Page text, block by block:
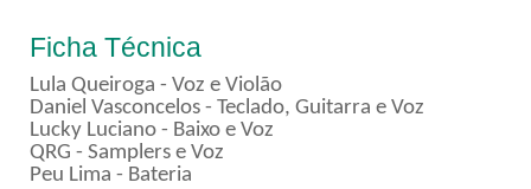
Ficha Técnica
Lula Queiroga - Voz e Violão
Daniel Vasconcelos - Teclado, Guitarra e Voz
Lucky Luciano - Baixo e Voz
QRG - Samplers e Voz
Peu Lima - Bateria